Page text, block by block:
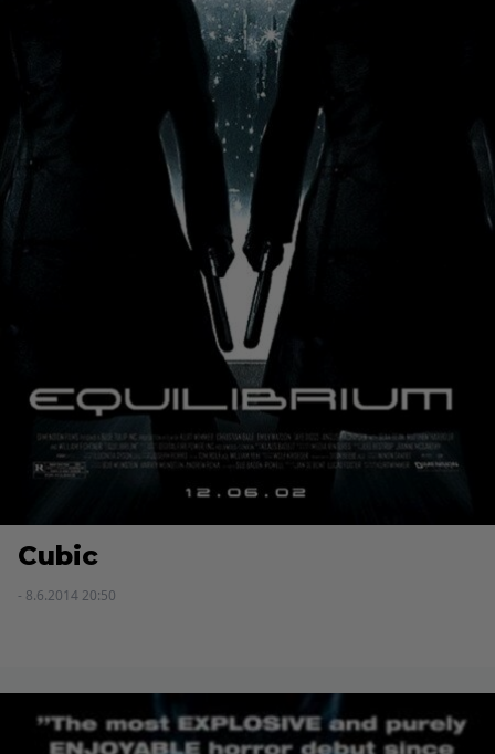
Cubic
- 8.6.2014 20:50